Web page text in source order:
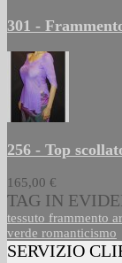
301 -
256 - Top
165,00 €
TAG IN
tessuto frammento
verde romanticismo
SERVIZIO